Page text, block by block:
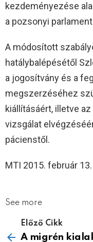
kezdeményezése
a pozsonyi
A módosított
hatálybalépésétől
a jogosítvány és a
megszerzéséhez
kiállításáért, illetve
vizsgálat
pácienstől.
MTI 2015. február 13.
See more
Előző Cikk
A migrén